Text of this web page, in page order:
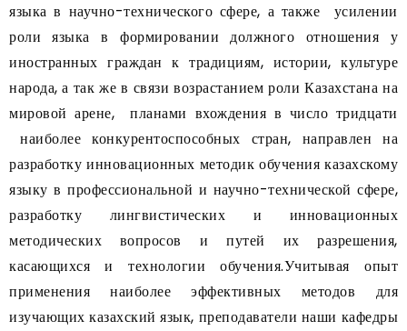
языка в научно-технического сфере, а также усилении
роли языка в формировании должного отношения у
иностранных граждан к традициям, истории, культуре
народа, а так же в связи возрастанием роли Казахстана на
мировой арене, планами вхождения в число тридцати
наиболее конкурентоспособных стран, направлен на
разработку инновационных методик обучения казахскому
языку в профессиональной и научно-технической сфере,
разработку лингвистических и инновационных
методических вопросов и путей их разрешения,
касающихся и технологии обучения.Учитывая опыт
применения наиболее эффективных методов для
изучающих казахский язык, преподаватели наши кафедры